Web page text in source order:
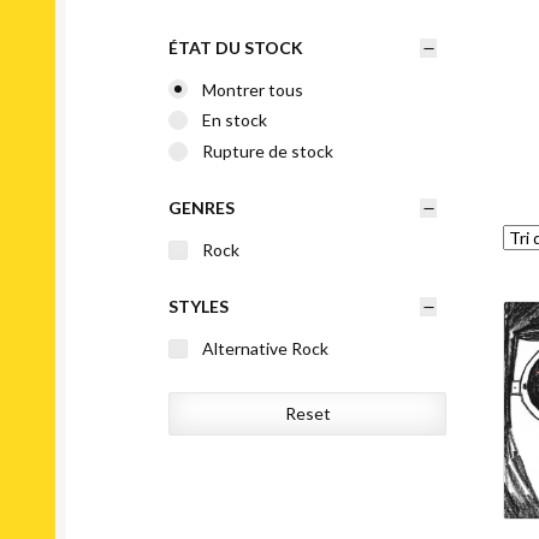
ÉTAT DU STOCK
Montrer tous
En stock
Rupture de stock
GENRES
Rock
STYLES
Alternative Rock
Reset